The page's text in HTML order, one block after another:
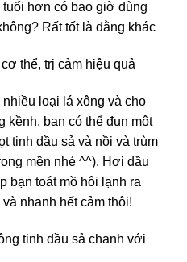
hơn có bao giờ dùng
Rất tốt là đằng khác
thể, trị cảm hiệu quả
loại lá xông và cho
kềnh, bạn có thể đun một
tinh dầu sả và nồi và trùm
mền nhé ^^). Hơi dầu
bạn toát mồ hôi lạnh ra
nhanh hết cảm thôi!
tinh dầu sả chanh với